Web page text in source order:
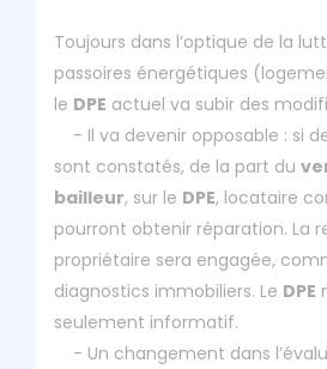
Toujours dans l’optique de la
passoires énergétiques
le DPE actuel va subir des
- Il va devenir opposable : si
sont constatés, de la part du
bailleur, sur le DPE, locataire
pourront obtenir réparation. La
propriétaire sera engagée,
diagnostics immobiliers. Le DPE
seulement informatif.
- Un changement dans